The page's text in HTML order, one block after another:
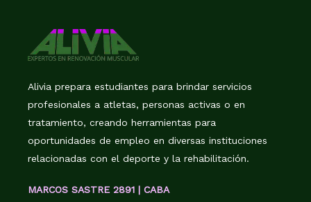
Alivia prepara estudiantes para brindar servicios
profesionales a atletas, personas activas o en
tratamiento, creando herramientas para
oportunidades de empleo en diversas instituciones
relacionadas con el deporte y la rehabilitación.
MARCOS SASTRE 2891 | CABA